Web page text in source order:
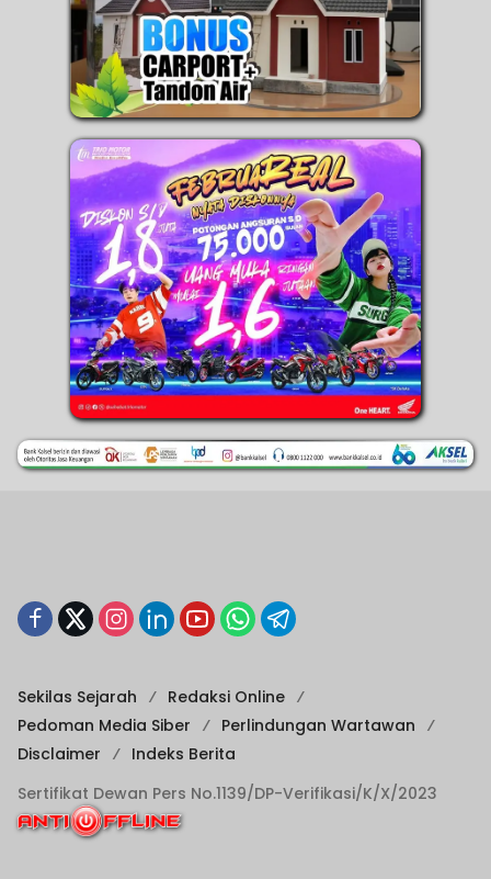
Sekilas Sejarah
Redaksi Online
Pedoman Media Siber
Perlindungan Wartawan
Disclaimer
Indeks Berita
Sertifikat Dewan Pers No.1139/DP-Verifikasi/K/X/2023